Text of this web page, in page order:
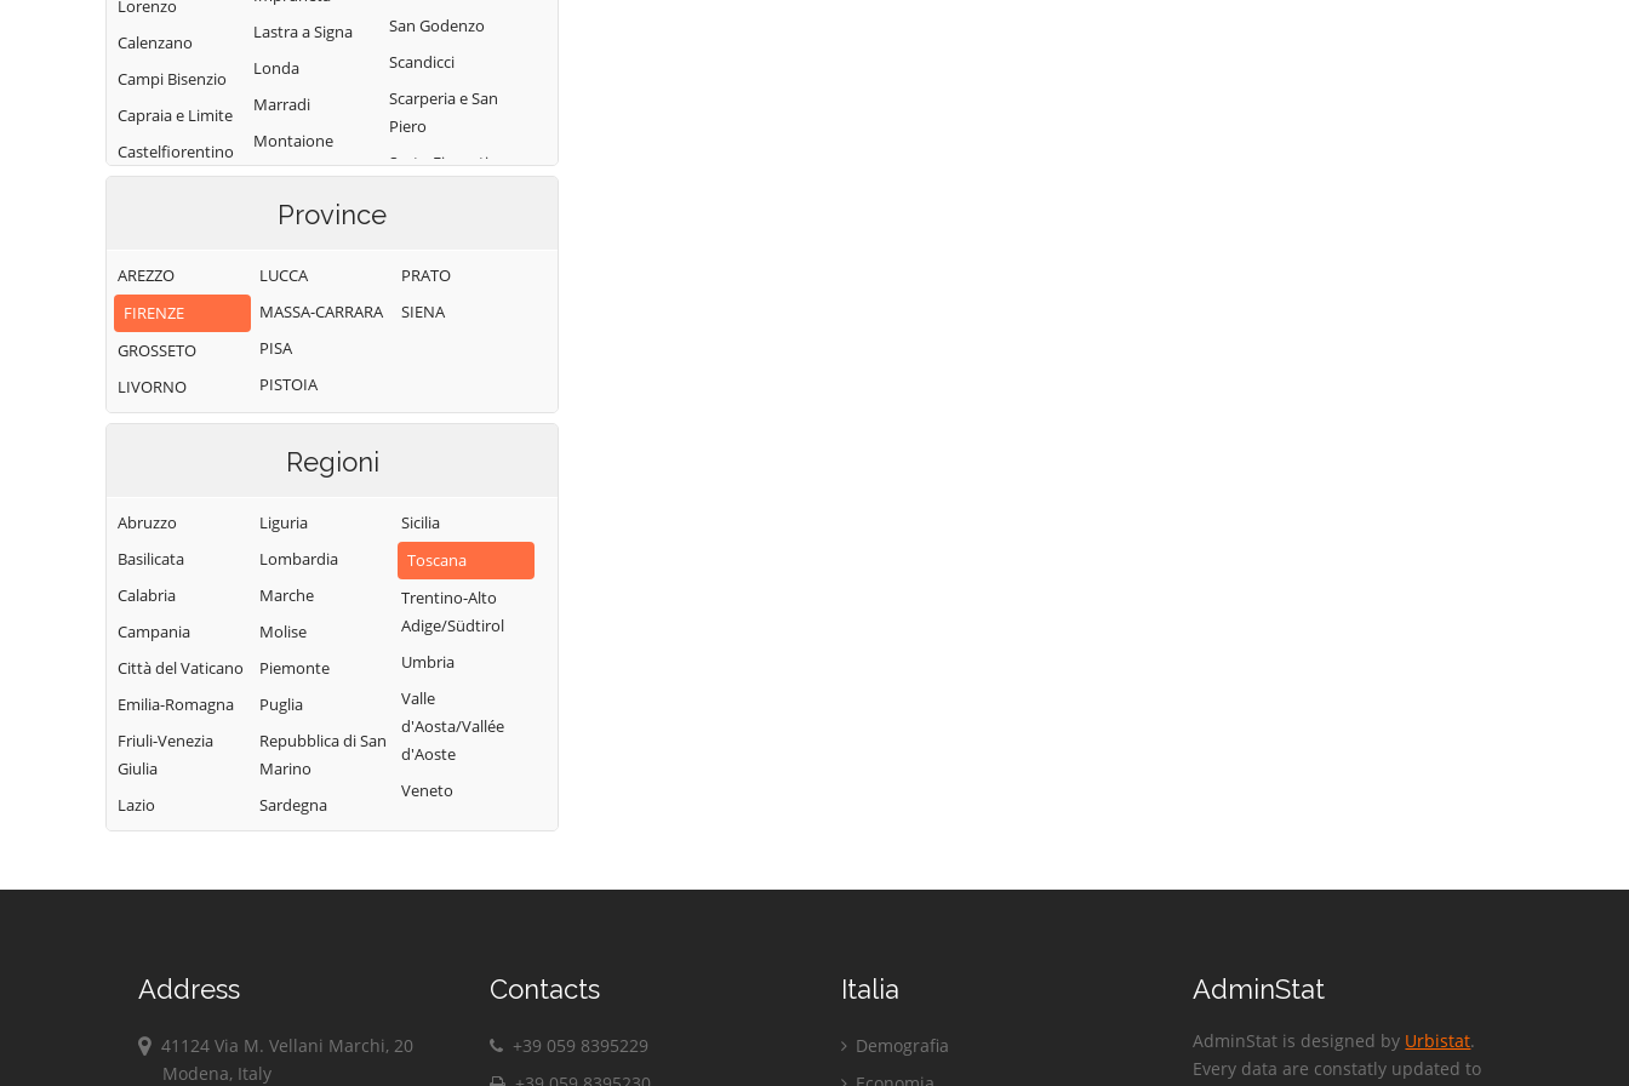
Lorenzo
Calenzano
Campi Bisenzio
Capraia e Limite
Castelfiorentino
Empoli
Fiesole
Valdarno
Lastra a Signa
Londa
Marradi
Montaione
Montelupo
Fiorentino
Palazzuolo sul
Senio
Pelago
San Godenzo
Scandicci
Scarperia e San
Piero
Sesto Fiorentino
Vicchio
Vinci
Province
AREZZO
FIRENZE
GROSSETO
LIVORNO
LUCCA
MASSA-CARRARA
PISA
PISTOIA
PRATO
SIENA
Regioni
Abruzzo
Basilicata
Calabria
Campania
Città del Vaticano
Emilia-Romagna
Friuli-Venezia
Giulia
Lazio
Liguria
Lombardia
Marche
Molise
Piemonte
Puglia
Repubblica di San
Marino
Sardegna
Sicilia
Toscana
Trentino-Alto
Adige/Südtirol
Umbria
Valle
d'Aosta/Vallée
d'Aoste
Veneto
Address
41124 Via M. Vellani Marchi, 20
Modena, Italy
Contacts
+39 059 8395229
Italia
Demografia
AdminStat
AdminStat is designed by Urbistat.
Every data are constatly updated to